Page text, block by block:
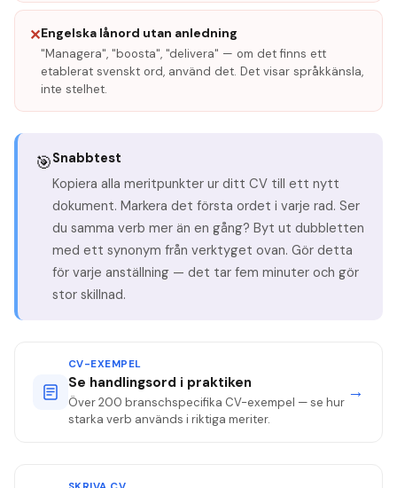
✕Engelska lånord utan anledning
"Managera", "boosta", "delivera" — om det finns ett
etablerat svenskt ord, använd det. Det visar språkkänsla,
inte stelhet.
🎯Snabbtest
Kopiera alla meritpunkter ur ditt CV till ett nytt
dokument. Markera det första ordet i varje rad. Ser
du samma verb mer än en gång? Byt ut dubbletten
med ett synonym från verktyget ovan. Gör detta
för varje anställning — det tar fem minuter och gör
stor skillnad.
CV-EXEMPEL
Se handlingsord i praktiken
Över 200 branschspecifika CV-exempel — se hur
starka verb används i riktiga meriter.
→